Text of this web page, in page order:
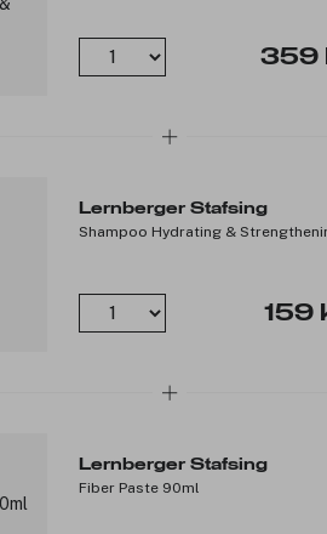
359
Lernberger Stafsing
Shampoo Hydrating &
159
Lernberger Stafsing
Fiber Paste 90ml